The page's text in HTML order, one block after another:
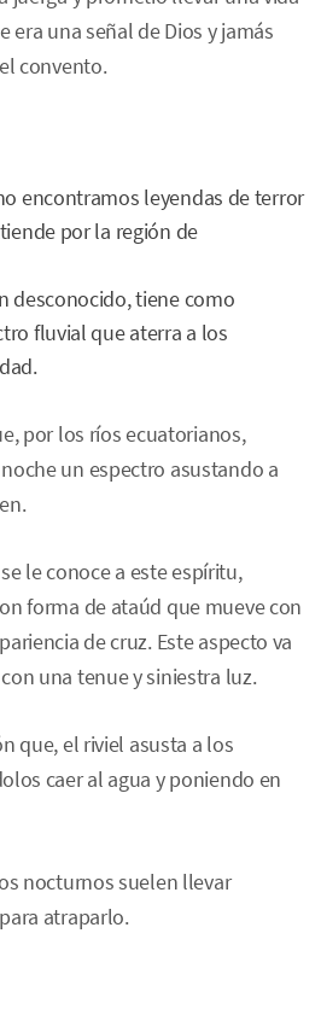
era una señal de Dios y jamás
convento.
encontramos leyendas de terror
por la región de
desconocido, tiene como
fluvial que aterra a los
por los ríos ecuatorianos,
un espectro asustando a
le conoce a este espíritu,
forma de ataúd que mueve con
de cruz. Este aspecto va
una tenue y siniestra luz.
que, el riviel asusta a los
caer al agua y poniendo en
nocturnos suelen llevar
atraparlo.